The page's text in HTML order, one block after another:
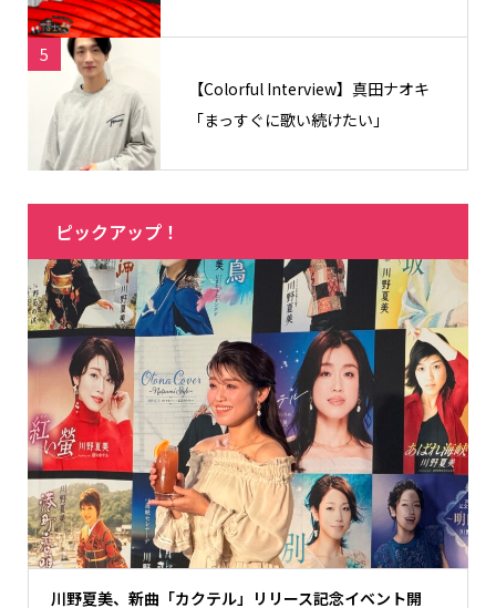
5
【Colorful Interview】真田ナオキ
「まっすぐに歌い続けたい」
ピックアップ！
川野夏美、新曲「カクテル」リリース記念イベント開